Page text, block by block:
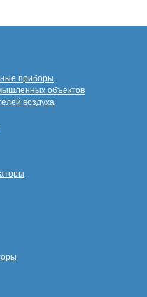
приборы
объектов
воздуха